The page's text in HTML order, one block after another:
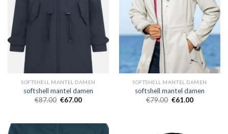
SOFTSHELL MANTEL DAMEN
softshell mantel damen
€87.00 €67.00
SOFTSHELL MANTEL DAMEN
softshell mantel damen
€79.00 €61.00